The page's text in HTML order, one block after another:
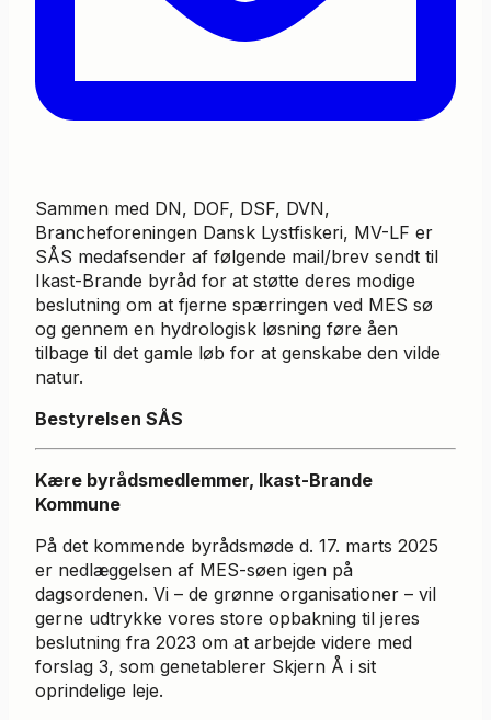
Sammen med DN, DOF, DSF, DVN,
Brancheforeningen Dansk Lystfiskeri, MV-LF er
SÅS medafsender af følgende mail/brev sendt til
Ikast-Brande byråd for at støtte deres modige
beslutning om at fjerne spærringen ved MES sø
og gennem en hydrologisk løsning føre åen
tilbage til det gamle løb for at genskabe den vilde
natur.
Bestyrelsen SÅS
Kære byrådsmedlemmer, Ikast-Brande
Kommune
På det kommende byrådsmøde d. 17. marts 2025
er nedlæggelsen af MES-søen igen på
dagsordenen. Vi – de grønne organisationer – vil
gerne udtrykke vores store opbakning til jeres
beslutning fra 2023 om at arbejde videre med
forslag 3, som genetablerer Skjern Å i sit
oprindelige leje.